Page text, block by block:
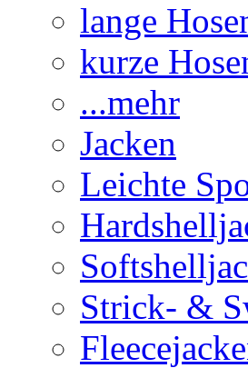
lange
kurze
...mehr
Jacken
Leichte
Strick- &